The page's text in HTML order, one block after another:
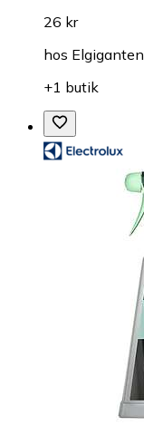
26 kr
hos Elgiganten
+1 butik